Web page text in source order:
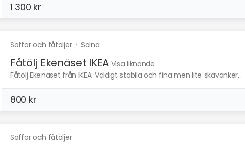
1 300 kr
Soffor och fåtöljer· Solna
Fåtölj Ekenäset IKEA Visa liknande
Fåtölj Ekenäset från IKEA. Väldigt stabila och fina men lite skavanker...
800 kr
Soffor och fåtöljer